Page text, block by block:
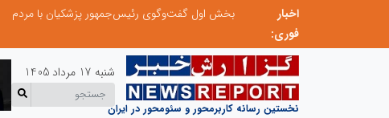
اخبار
فوری:
بخش اول گفت‌وگوی رئیس‌جمهور پزشکیان با مردم
نخستین رسانه کاربرمحور و سئومحور در ایران
شنبه 17 مرداد 1405